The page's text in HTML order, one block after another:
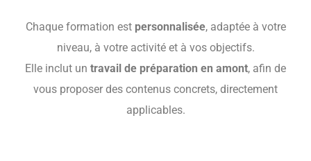
Chaque formation est personnalisée, adaptée à votre
niveau, à votre activité et à vos objectifs.
Elle inclut un travail de préparation en amont, afin de
vous proposer des contenus concrets, directement
applicables.